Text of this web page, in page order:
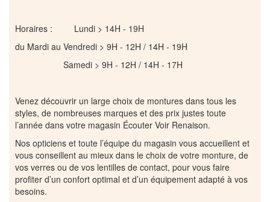
Horaires : Lundi > 14H - 19H
du Mardi au Vendredi > 9H - 12H / 14H - 19H
Samedi > 9H - 12H / 14H - 17H
Venez découvrir un large choix de montures dans tous les
styles, de nombreuses marques et des prix justes toute
l’année dans votre magasin Écouter Voir Renaison.
Nos opticiens et toute l’équipe du magasin vous accueillent et
vous conseillent au mieux dans le choix de votre monture, de
vos verres ou de vos lentilles de contact, pour vous faire
profiter d’un confort optimal et d’un équipement adapté à vos
besoins.